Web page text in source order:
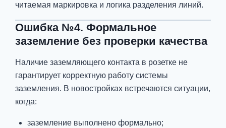
читаемая маркировка и логика разделения линий.
Ошибка №4. Формальное
заземление без проверки качества
Наличие заземляющего контакта в розетке не
гарантирует корректную работу системы
заземления. В новостройках встречаются ситуации,
когда:
заземление выполнено формально;